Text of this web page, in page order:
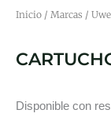
Inicio / Marcas /
Disponible con